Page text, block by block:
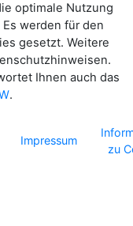
optimale Nutzung
werden für den
gesetzt. Weitere
Ihnen auch das
.
Impressum
zu